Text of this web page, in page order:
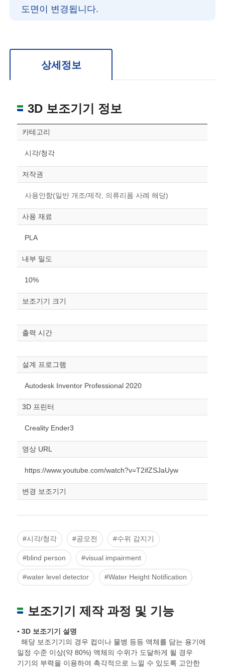
도면이 변경됩니다.
위치 이동: 우측 드래그
조정“ 버튼을 눌러주세요.
mm
mm
폭
스케일
조정
상세정보
3D 보조기기 정보
카테고리
시각/청각
저작권
사용안함(일반 개조/제작, 의류리폼 사례 해당)
사용 재료
PLA
내부 밀도
10%
보조기기 크기
출력 시간
설계 프로그램
Autodesk Inventor Professional 2020
3D 프린터
Creality Ender3
영상 URL
https://www.youtube.com/watch?v=T2ifZSJaUyw
변경 보조기기
#시각/청각 #공모전 #수위 감지기
#blind person #visual impairment
#water level detector #Water Height Notification
보조기기 제작 과정 및 기능
▪ 3D 보조기기 설명
해당 보조기기의 경우 컵이나 물병 등등 액체를 담는 용기에
일정 수준 이상(약 80%) 액체의 수위가 도달하게 될 경우
기기의 부력을 이용하여 촉각적으로 느낄 수 있도록 고안한